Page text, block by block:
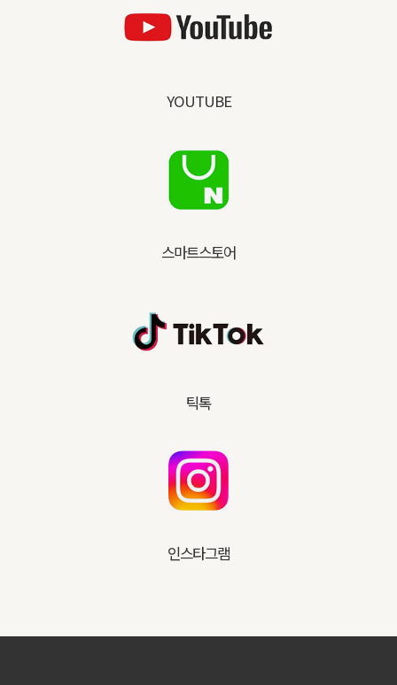
YOUTUBE
스마트스토어
틱톡
인스타그램